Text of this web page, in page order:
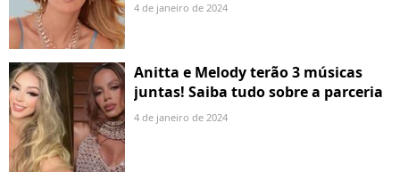
4 de janeiro de 2024
Anitta e Melody terão 3 músicas
juntas! Saiba tudo sobre a parceria
4 de janeiro de 2024